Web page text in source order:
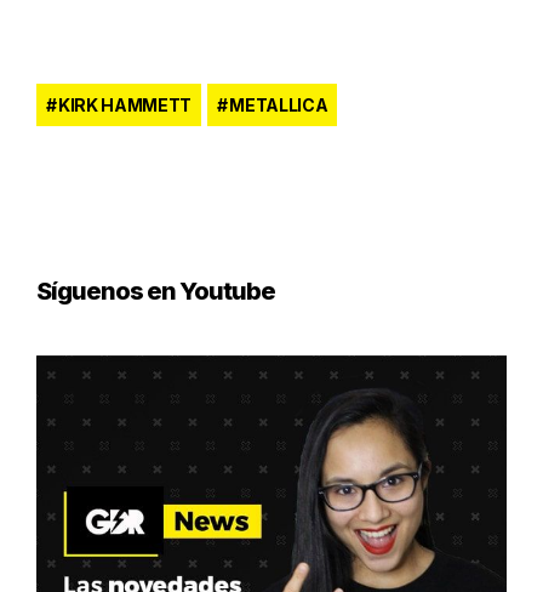
KIRK HAMMETT METALLICA
Síguenos en Youtube